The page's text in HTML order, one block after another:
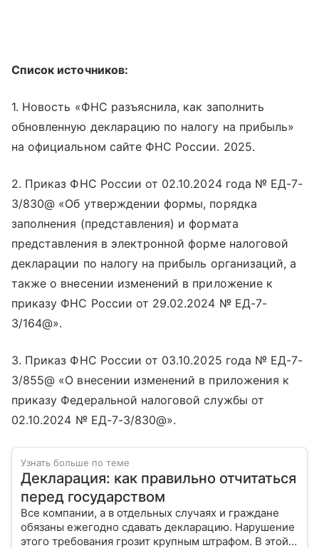
Список источников:
1. Новость «ФНС разъяснила, как заполнить
обновленную декларацию по налогу на прибыль»
на официальном сайте ФНС России. 2025.
2. Приказ ФНС России от 02.10.2024 года № ЕД-7-
3/830@ «Об утверждении формы, порядка
заполнения (представления) и формата
представления в электронной форме налоговой
декларации по налогу на прибыль организаций, а
также о внесении изменений в приложение к
приказу ФНС России от 29.02.2024 № ЕД-7-
3/164@».
3. Приказ ФНС России от 03.10.2025 года № ЕД-7-
3/855@ «О внесении изменений в приложения к
приказу Федеральной налоговой службы от
02.10.2024 № ЕД-7-3/830@».
Узнать больше по теме
Декларация: как правильно отчитаться
перед государством
Все компании, а в отдельных случаях и граждане
обязаны ежегодно сдавать декларацию. Нарушение
этого требования грозит крупным штрафом. В этой